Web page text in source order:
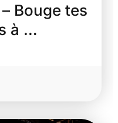
Bouge tes
à …